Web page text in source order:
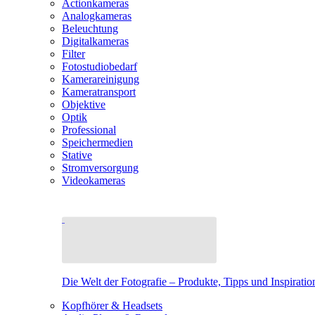
Actionkameras
Analogkameras
Beleuchtung
Digitalkameras
Filter
Fotostudiobedarf
Kamerareinigung
Kameratransport
Objektive
Optik
Professional
Speichermedien
Stative
Stromversorgung
Videokameras
Die Welt der Fotografie – Produkte, Tipps und
Kopfhörer & Headsets